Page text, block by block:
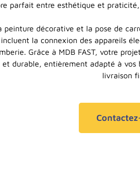
parfait entre esthétique et
peinture décorative et la pose de
la connexion des appareils
Grâce à MDB FAST, votre
durable, entièrement adapté à
livraison